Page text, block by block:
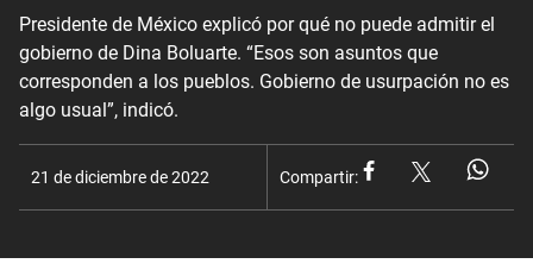
Presidente de México explicó por qué no puede admitir el
gobierno de Dina Boluarte. “Esos son asuntos que
corresponden a los pueblos. Gobierno de usurpación no es
algo usual”, indicó.
21 de diciembre de 2022 Compartir: